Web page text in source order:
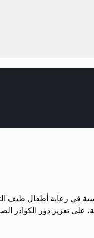
في رعاية أطفال طيف